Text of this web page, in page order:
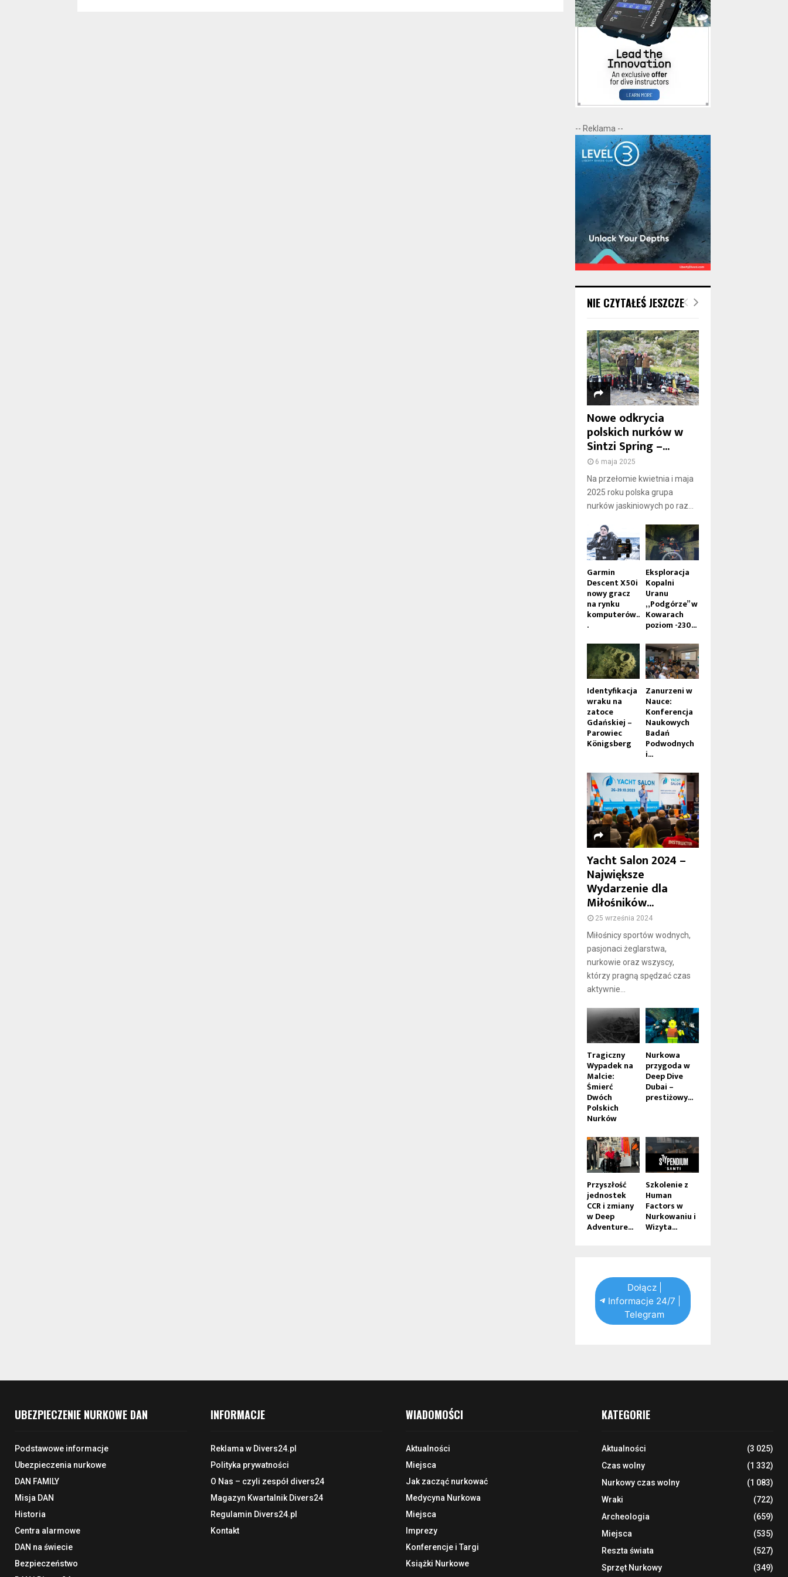
-- Reklama --
NIE CZYTAŁEŚ JESZCZE
Nowe odkrycia
polskich nurków w
Sintzi Spring –...
6 maja 2025
Na przełomie kwietnia i maja
2025 roku polska grupa
nurków jaskiniowych po raz...
Garmin
Descent X50i
nowy gracz
na rynku
komputerów..
.
Eksploracja
Kopalni
Uranu
„Podgórze” w
Kowarach
poziom -230...
Identyfikacja
wraku na
zatoce
Gdańskiej –
Parowiec
Königsberg
Zanurzeni w
Nauce:
Konferencja
Naukowych
Badań
Podwodnych
i...
Yacht Salon 2024 –
Największe
Wydarzenie dla
Miłośników...
25 września 2024
Miłośnicy sportów wodnych,
pasjonaci żeglarstwa,
nurkowie oraz wszyscy,
którzy pragną spędzać czas
aktywnie...
Tragiczny
Wypadek na
Malcie:
Śmierć
Dwóch
Polskich
Nurków
Nurkowa
przygoda w
Deep Dive
Dubai –
prestiżowy...
Przyszłość
jednostek
CCR i zmiany
w Deep
Adventure...
Szkolenie z
Human
Factors w
Nurkowaniu i
Wizyta...
Dołącz |
Informacje 24/7 |
Telegram
UBEZPIECZENIE NURKOWE DAN
Podstawowe informacje
Ubezpieczenia nurkowe
DAN FAMILY
Misja DAN
Historia
Centra alarmowe
DAN na świecie
Bezpieczeństwo
INFORMACJE
Reklama w Divers24.pl
Polityka prywatności
O Nas – czyli zespół divers24
Magazyn Kwartalnik Divers24
Regulamin Divers24.pl
Kontakt
WIADOMOŚCI
Aktualności
Miejsca
Jak zacząć nurkować
Medycyna Nurkowa
Miejsca
Imprezy
Konferencje i Targi
Książki Nurkowe
KATEGORIE
Aktualności
(3 025)
Czas wolny
(1 332)
Nurkowy czas wolny
(1 083)
Wraki
(722)
Archeologia
(659)
Miejsca
(535)
Reszta świata
(527)
Sprzęt Nurkowy
(349)